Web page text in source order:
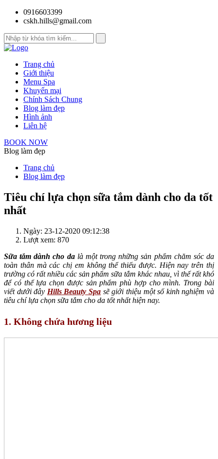
0916603399
cskh.hills@gmail.com
Trang chủ
Giới thiệu
Menu Spa
Khuyến mại
Chính Sách Chung
Blog làm đẹp
Hình ảnh
Liên hệ
BOOK NOW
Blog làm đẹp
Trang chủ
Blog làm đẹp
Tiêu chí lựa chọn sữa tắm dành cho da tốt
nhất
Ngày: 23-12-2020 09:12:38
Lượt xem: 870
Sữa tắm dành cho dalà một trong những sản phẩm chăm sóc da
toàn thân mà các chị em không thể thiếu được. Hiện nay trên thị
trường có rất nhiều các sản phẩm sữa tắm khác nhau, vì thế rất khó
để có thể lựa chọn được sản phẩm phù hợp cho mình. Trong bài
viết dưới đây Hills Beauty Spa sẽ giới thiệu một số kinh nghiệm và
tiêu chí lựa chọn sữa tắm cho da tốt nhất hiện nay.
1. Không chứa hương liệu